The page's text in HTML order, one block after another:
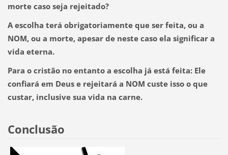
morte caso seja rejeitado?
A escolha terá obrigatoriamente que ser feita, ou a
NOM, ou a morte, apesar de neste caso ela significar a
vida eterna.
Para o cristão no entanto a escolha já está feita: Ele
confiará em Deus e rejeitará a NOM custe isso o que
custar, inclusive sua vida na carne.
Conclusão